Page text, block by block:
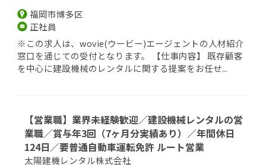
福岡市博多区
正社員
※この求人は、wovie(ウービー)エージェントの人材紹介
窓口を通じての受付となります。 【仕事内容】 既存顧客
を中心に建設機械のレンタルに関する提案をお任せ...
【営業職】業界未経験歓迎／建設機械レンタルの営
業職／賞与年3回（7ヶ月分実績あり）／年間休日
124日／要普通自動車運転免許 ルート営業
太陽建機レンタル株式会社